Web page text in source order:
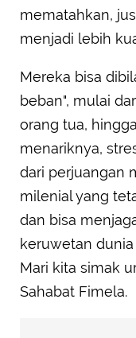
Bertumbuh,
Mereka Tahu
Memaksakan
mematahkan,
menjadi lebih
Mereka bisa
beban", mulai
orang tua,
menariknya,
dari perjuangan
milenial yang
dan bisa
keruwetan dunia
Mari kita simak
Sahabat Fimela.